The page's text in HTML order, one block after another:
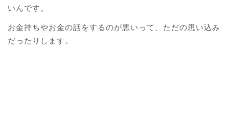
いんです。
お金持ちやお金の話をするのが悪いって、ただの思い込み
だったりします。